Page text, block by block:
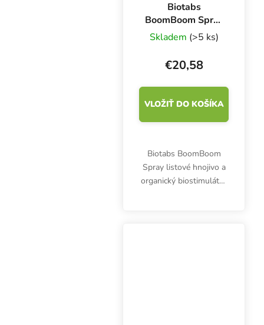
Biotabs
BoomBoom Spray
250 ml, bio
stimulátor
Skladem (>5 ks)
€20,58
VLOŽIŤ DO KOŠÍKA
Biotabs BoomBoom
Spray listové hnojivo a
organický biostimulátor